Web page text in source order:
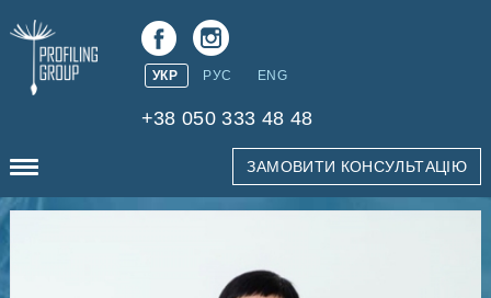
УКР РУС ENG
+38 050 333 48 48
ЗАМОВИТИ КОНСУЛЬТАЦІЮ